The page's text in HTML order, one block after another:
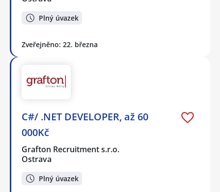
Plný úvazek
Zveřejněno: 22. března
C#/ .NET DEVELOPER, až 60
000Kč
Grafton Recruitment s.r.o.
Ostrava
Plný úvazek